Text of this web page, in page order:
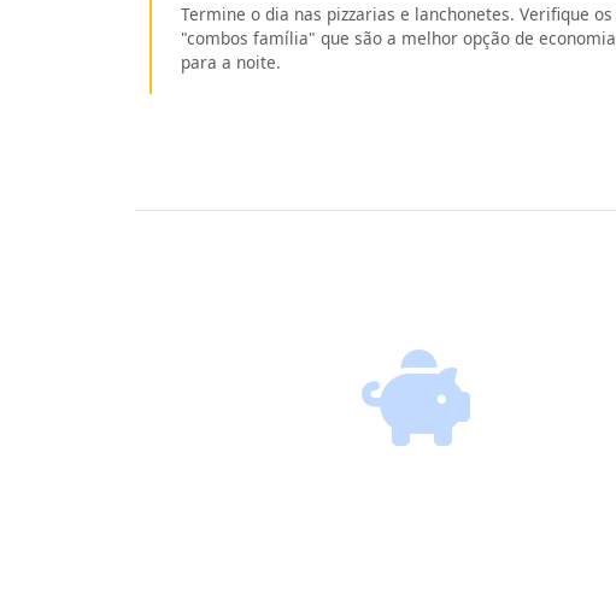
Termine o dia nas pizzarias e lanchonetes. Verifique os
"combos família" que são a melhor opção de economia
para a noite.